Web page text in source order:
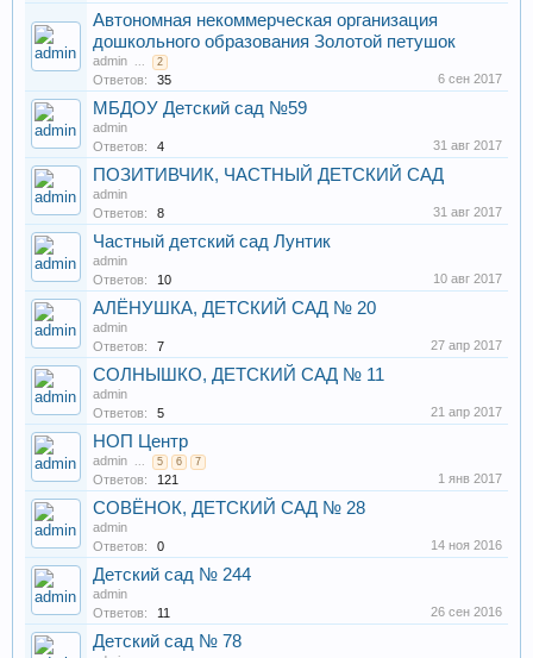
Автономная некоммерческая организация
дошкольного образования Золотой петушок
admin ... 2
Ответов: 35 6 сен 2017
МБДОУ Детский сад №59
admin
Ответов:
4 31 авг 2017
ПОЗИТИВЧИК, ЧАСТНЫЙ ДЕТСКИЙ САД
admin
Ответов:
8 31 авг 2017
Частный детский сад Лунтик
admin
Ответов:
10 10 авг 2017
АЛЁНУШКА, ДЕТСКИЙ САД № 20
admin
Ответов:
7 27 апр 2017
СОЛНЫШКО, ДЕТСКИЙ САД № 11
admin
Ответов:
5 21 апр 2017
НОП Центр
admin ... 5 6 7
Ответов: 121 1 янв 2017
СОВЁНОК, ДЕТСКИЙ САД № 28
admin
Ответов:
0 14 ноя 2016
Детский сад № 244
admin
Ответов:
11 26 сен 2016
Детский сад № 78